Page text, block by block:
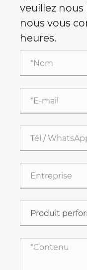
veuillez
nous vous
heures.